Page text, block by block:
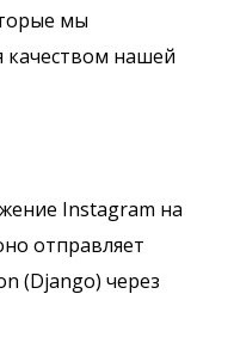
мы
качеством нашей
Instagram на
отправляет
(Django) через